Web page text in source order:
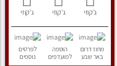
ג’קוזי ג’קוזי ג’קוזי
מחוז דרום
באר שבע
הוספה
למועדפים
לפרטים
נוספים